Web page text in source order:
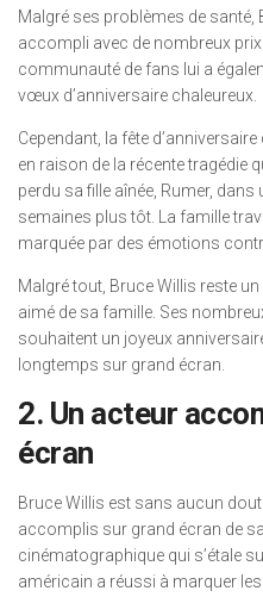
Malgré ses problèmes de santé,
accompli avec de nombreux
communauté de fans lui a
vœux d’anniversaire chaleureux.
Cependant, la fête
en raison de la récente tragédie
perdu sa fille aînée, Rumer,
semaines plus tôt. La famille
marquée par des émotions
Malgré tout, Bruce Willis reste
aimé de sa famille. Ses
souhaitent un joyeux
longtemps sur grand écran.
2. Un acteur
écran
Bruce Willis est sans aucun
accomplis sur grand écran de
cinématographique qui s’étale
américain a réussi à marquer